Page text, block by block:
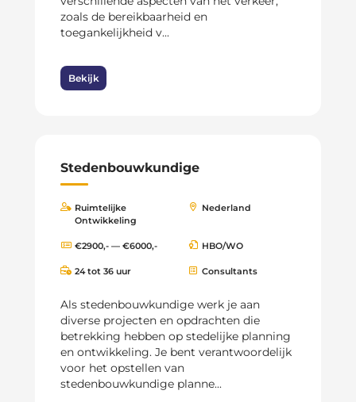
zoals de bereikbaarheid en
toegankelijkheid v...
Bekijk
Stedenbouwkundige
Ruimtelijke
Ontwikkeling
Nederland
€2900,- — €6000,- HBO/WO
24 tot 36 uur Consultants
Als stedenbouwkundige werk je aan
diverse projecten en opdrachten die
betrekking hebben op stedelijke planning
en ontwikkeling. Je bent verantwoordelijk
voor het opstellen van
stedenbouwkundige planne...